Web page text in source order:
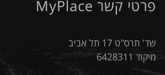
פרטי קשר MyPlace
שד' תרס"ט 17 תל אביב
מיקוד 6428311